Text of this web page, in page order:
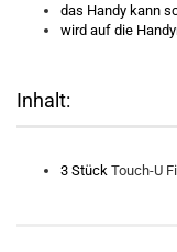
das Handy kann
wird auf die
Inhalt:
3 Stück Touch-U